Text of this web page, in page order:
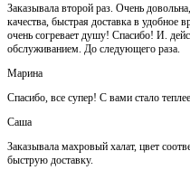
Заказывала второй раз. Очень
качества, быстрая доставка в удобное
очень согревает душу! Спасибо! И.
обслуживанием. До следующего раза.
Марина
Спасибо, все супер! С вами стало
Саша
Заказывала махровый халат, цвет
быструю доставку.